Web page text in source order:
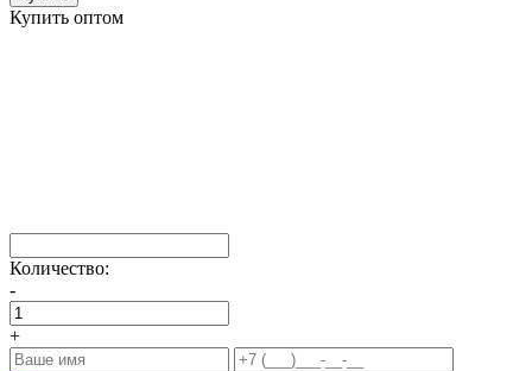
Купить оптом
Количество:
-
+